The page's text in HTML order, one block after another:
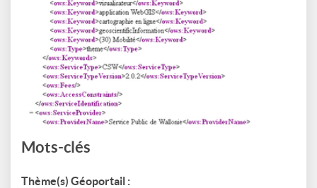
Mots-clés
Thème(s) Géoportail :